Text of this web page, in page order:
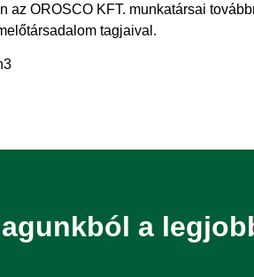
az OROSCO KFT. munkatársai
tagjaival.
a